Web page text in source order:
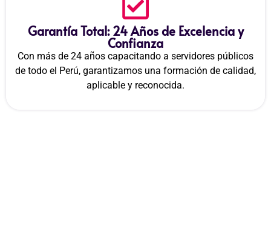
Garantía Total: 24 Años de Excelencia y
Confianza
Con más de 24 años capacitando a servidores públicos
de todo el Perú, garantizamos una formación de calidad,
aplicable y reconocida.